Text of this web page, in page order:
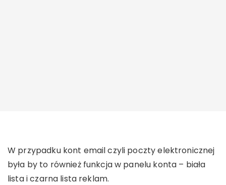
W przypadku kont email czyli poczty elektronicznej
była by to również funkcja w panelu konta – biała
lista i czarna lista reklam.